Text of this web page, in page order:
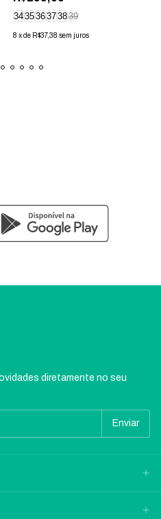
343536373839
8 xde R$37,38 sem juros
diretamente no seu